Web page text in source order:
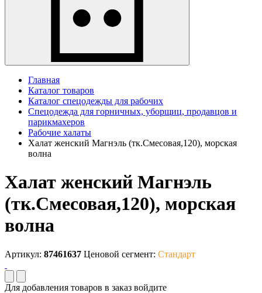
Главная
Каталог товаров
Каталог спецодежды для рабочих
Спецодежда для горничных, уборщиц, продавцов и
парикмахеров
Рабочие халаты
Халат женский Магнэль (тк.Смесовая,120), морская
волна
Халат женский Магнэль
(тк.Смесовая,120), морская
волна
Артикул: 87461637 Ценовой сегмент: Стандарт
Для добавления товаров в заказ войдите